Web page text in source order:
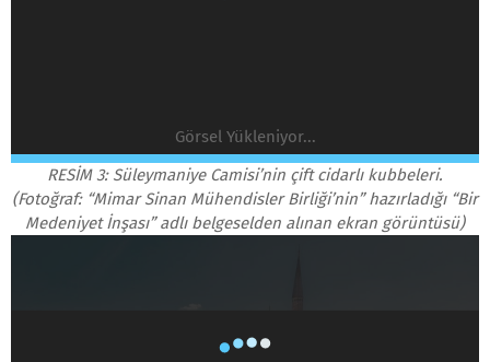
Görsel Yükleniyor...
RESİM 3: Süleymaniye Camisi’nin çift cidarlı kubbeleri.
(Fotoğraf: “Mimar Sinan Mühendisler Birliği’nin” hazırladığı “Bir
Medeniyet İnşası” adlı belgeselden alınan ekran görüntüsü)